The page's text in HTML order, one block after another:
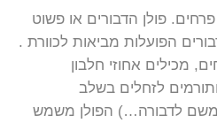
פולן הדבורים או פשוט
הפועלות מביאות לכוורת .
מכילים אחוזי חלבון
לזחלים בשלב
לדבורה…) הפולן משמש